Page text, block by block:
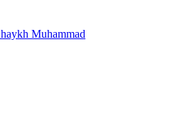
Muhammad